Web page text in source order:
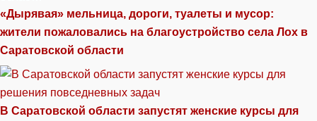
«Дырявая» мельница, дороги, туалеты и мусор:
жители пожаловались на благоустройство села Лох в
Саратовской области
В Саратовской области запустят женские курсы для